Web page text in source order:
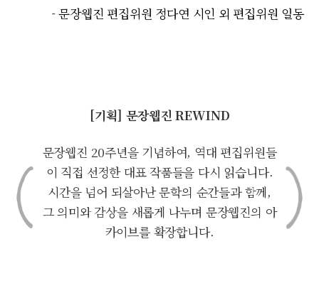
- 문장웹진 편집위원 정다연 시인 외 편집위원 일동
[기획] 문장웹진 REWIND
문장웹진 20주년을 기념하여, 역대 편집위원들
이 직접 선정한 대표 작품들을 다시 읽습니다.
시간을 넘어 되살아난 문학의 순간들과 함께,
그 의미와 감상을 새롭게 나누며 문장웹진의 아
카이브를 확장합니다.